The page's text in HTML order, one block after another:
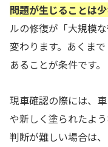
問題が生じることは
ルの修復が「大規模
変わります。あくま
あることが条件です。
現車確認の際には、
や新しく塗られたよ
判断が難しい場合は